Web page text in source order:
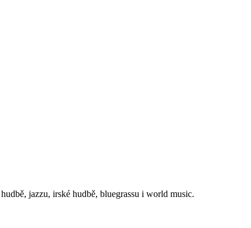
jazzu, irské hudbě, bluegrassu i world music.